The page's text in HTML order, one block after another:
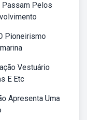
Passam Pelos
Pioneirismo
Vestuário
E Etc
Apresenta Uma